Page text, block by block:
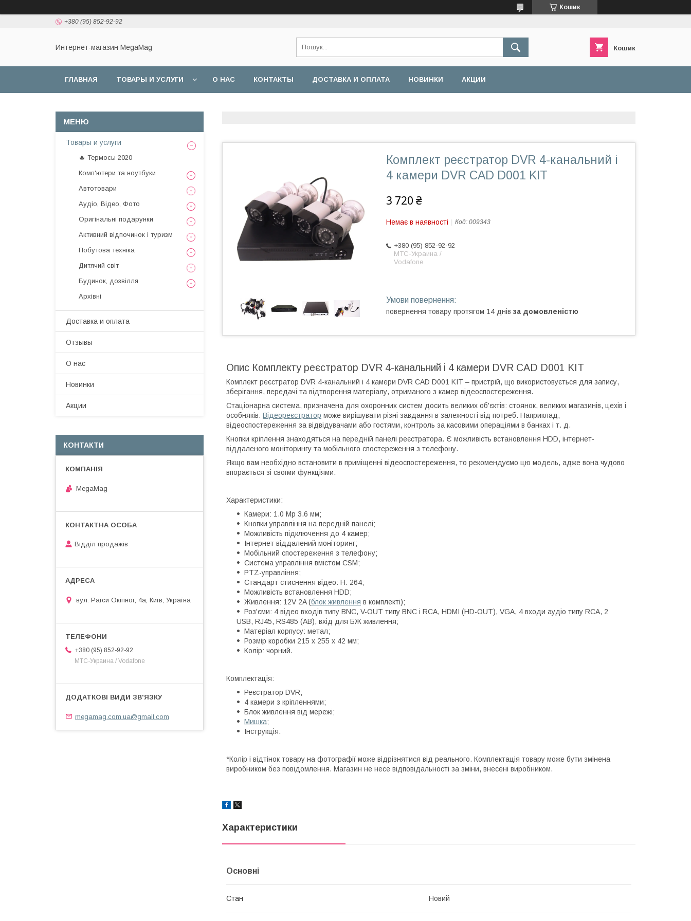
Кошик
+380 (95) 852-92-92
Интернет-магазин MegaMag Кошик
ГЛАВНАЯ ТОВАРЫ И УСЛУГИ О НАС КОНТАКТЫ ДОСТАВКА И ОПЛАТА НОВИНКИ АКЦИИ
Комплект реєстратор DVR 4-канальний і
4 камери DVR CAD D001 KIT
3 720 ₴
Немає в наявності Код: 009343
+380 (95) 852-92-92
МТС-Украина /
Vodafone
повернення товару протягом 14 днів за домовленістю
Опис Комплекту реєстратор DVR 4-канальний і 4 камери DVR CAD D001 KIT
Комплект реєстратор DVR 4-канальний і 4 камери DVR CAD D001 KIT – пристрій, що використовується для запису,
зберігання, передачі та відтворення матеріалу, отриманого з камер відеоспостереження.
Стаціонарна система, призначена для охоронних систем досить великих об'єктів: стоянок, великих магазинів, цехів і
особняків. Відеореєстратор може вирішувати різні завдання в залежності від потреб. Наприклад,
відеоспостереження за відвідувачами або гостями, контроль за касовими операціями в банках і т. д.
Кнопки кріплення знаходяться на передній панелі реєстратора. Є можливість встановлення HDD, інтернет-
віддаленого моніторингу та мобільного спостереження з телефону.
Якщо вам необхідно встановити в приміщенні відеоспостереження, то рекомендуємо цю модель, адже вона чудово
впорається зі своїми функціями.
Характеристики:
Камери: 1.0 Mp 3.6 мм;
Кнопки управління на передній панелі;
Можливість підключення до 4 камер;
Інтернет віддалений моніторинг;
Мобільний спостереження з телефону;
Система управління вмістом CSM;
PTZ-управління;
Стандарт стиснення відео: H. 264;
Можливість встановлення HDD;
Живлення: 12V 2A (блок живлення в комплекті);
Роз'єми: 4 відео входів типу BNC, V-OUT типу BNC і RCA, HDMI (HD-OUT), VGA, 4 входи аудіо типу RCA, 2
USB, RJ45, RS485 (AB), вхід для БЖ живлення;
Матеріал корпусу: метал;
Розмір коробки 215 х 255 х 42 мм;
Колір: чорний.
Комплектація:
Реєстратор DVR;
4 камери з кріпленнями;
Блок живлення від мережі;
Мишка;
Інструкція.
*Колір і відтінок товару на фотографії може відрізнятися від реального. Комплектація товару може бути змінена
виробником без повідомлення. Магазин не несе відповідальності за зміни, внесені виробником.
Характеристики
Основні
Стан Новий
Товары и услуги
🔥 Термосы 2020
Комп'ютери та ноутбуки
Автотовари
Аудіо, Відео, Фото
Оригінальні подарунки
Активний відпочинок і туризм
Побутова техніка
Дитячий світ
Будинок, дозвілля
Архівні
Доставка и оплата
Отзывы
О нас
Новинки
Акции
КОНТАКТИ
MegaMag
Відділ продажів
вул. Раїси Окіпної, 4а, Київ, Україна
+380 (95) 852-92-92
МТС-Украина / Vodafone
megamag.com.ua@gmail.com